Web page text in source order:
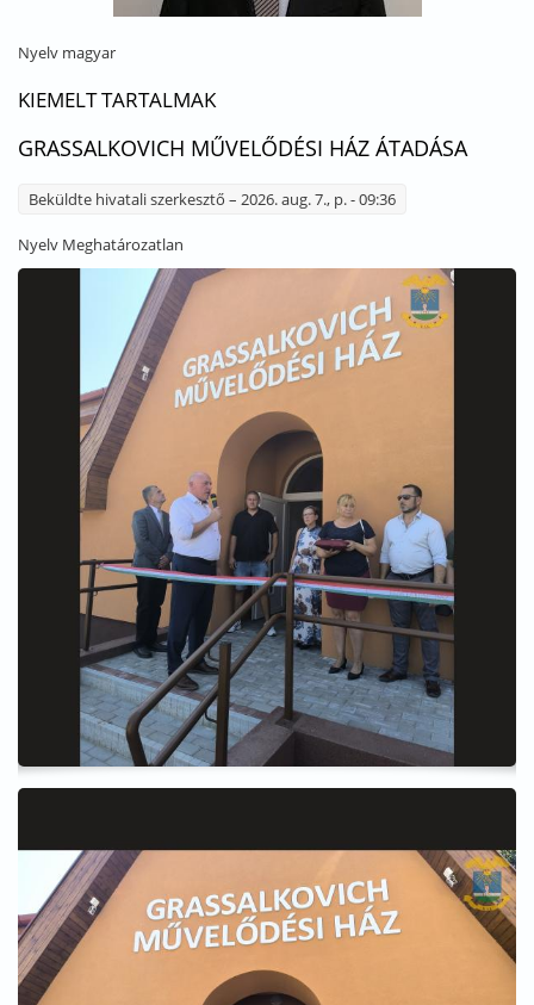
Nyelv magyar
KIEMELT TARTALMAK
GRASSALKOVICH MŰVELŐDÉSI HÁZ ÁTADÁSA
Beküldte hivatali szerkesztő – 2026. aug. 7., p. - 09:36
Nyelv Meghatározatlan